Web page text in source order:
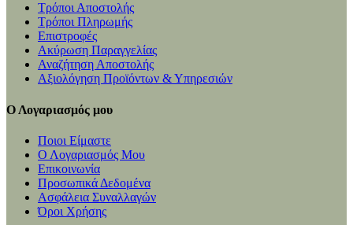
Τρόποι Αποστολής
Τρόποι Πληρωμής
Επιστροφές
Ακύρωση Παραγγελίας
Αναζήτηση Αποστολής
Αξιολόγηση Προϊόντων & Υπηρεσιών
Ο Λογαριασμός μου
Ποιοι Είμαστε
Ο Λογαριασμός Μου
Επικοινωνία
Προσωπικά Δεδομένα
Ασφάλεια Συναλλαγών
Όροι Χρήσης